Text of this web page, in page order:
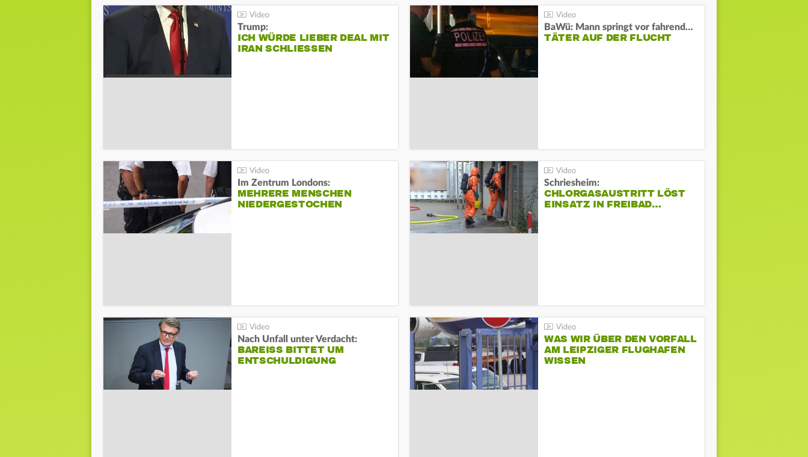
Trump:
ICH WÜRDE LIEBER DEAL MIT
IRAN SCHLIESSEN
BaWü: Mann springt vor fahrendes Auto und schießt
TÄTER AUF DER FLUCHT
Im Zentrum Londons:
MEHRERE MENSCHEN
NIEDERGESTOCHEN
Schriesheim:
CHLORGASAUSTRITT LÖST
EINSATZ IN FREIBAD…
Nach Unfall unter Verdacht:
BAREISS BITTET UM E
NTSCHULDIGUNG
WAS WIR ÜBER DEN VORFALL
AM LEIPZIGER FLUGHAFEN
WISSEN